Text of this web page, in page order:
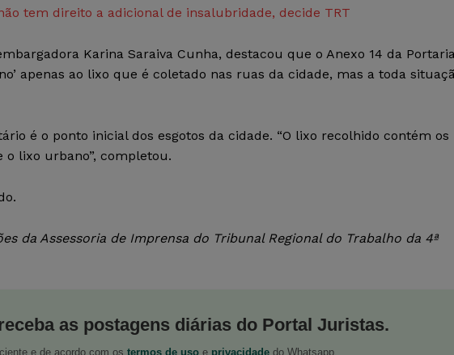
tem direito a adicional de insalubridade, decide TRT
Karina Saraiva Cunha, destacou que o Anexo 14 da
apenas ao lixo que é coletado nas ruas da cidade, mas a toda
é o ponto inicial dos esgotos da cidade. “O lixo recolhido contém os
o lixo urbano”, completou.
da Assessoria de Imprensa do Tribunal Regional do Trabalho da 4ª
as postagens diárias do Portal Juristas.
e de acordo com os termos de uso e privacidade do Whatsapp.